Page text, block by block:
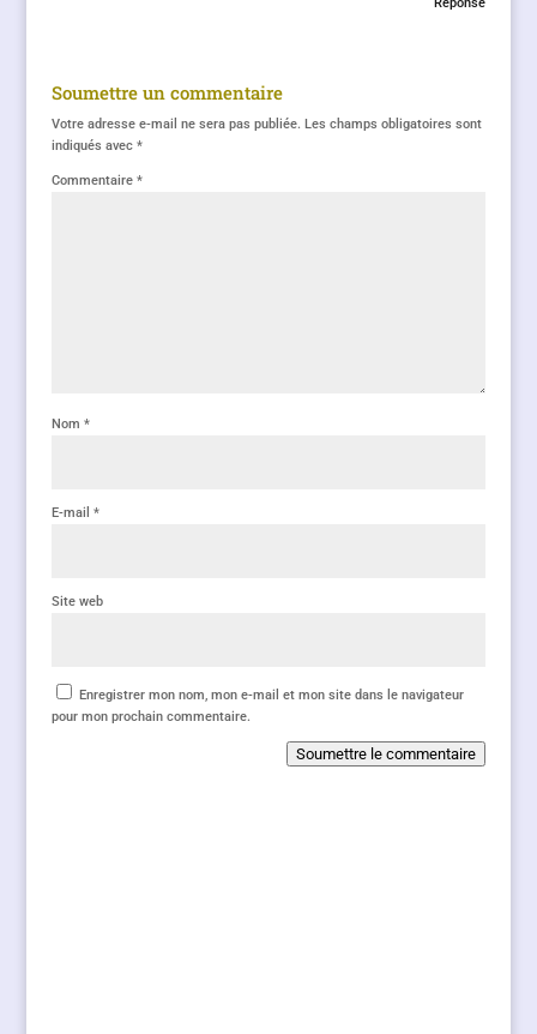
Soumettre un commentaire
Votre adresse e-mail ne sera pas publiée. Les champs obligatoires sont
indiqués avec *
Commentaire *
Nom *
E-mail *
Site web
Enregistrer mon nom, mon e-mail et mon site dans le navigateur
pour mon prochain commentaire.
Soumettre le commentaire